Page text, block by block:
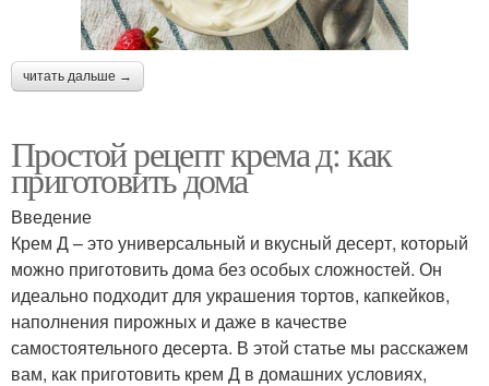
читать дальше →
Простой рецепт крема д: как
приготовить дома
Введение
Крем Д – это универсальный и вкусный десерт, который
можно приготовить дома без особых сложностей. Он
идеально подходит для украшения тортов, капкейков,
наполнения пирожных и даже в качестве
самостоятельного десерта. В этой статье мы расскажем
вам, как приготовить крем Д в домашних условиях,